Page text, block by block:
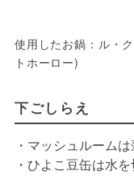
使用したお鍋：ル・
トホーロー)
下ごしらえ
・マッシュルーム
・ひよこ豆缶は水を